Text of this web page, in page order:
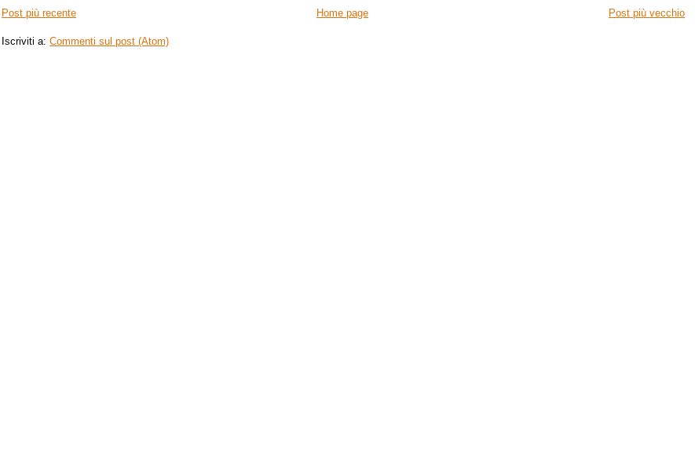
Post più recente Post più vecchio
Home page
Iscriviti a:Commenti sul post (Atom)